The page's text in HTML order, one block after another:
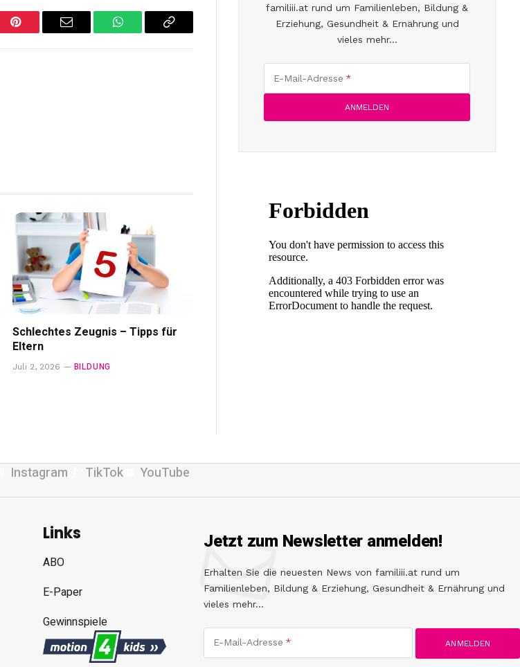
Pinterest Email WhatsAppCopy
Schlechtes Zeugnis – Tipps für
Eltern
Juli 2, 2026 BILDUNG
familiii.at rund um Familienleben, Bildung &
Erziehung, Gesundheit & Ernährung und
vieles mehr...
E-Mail-Adresse
Instagram TikTok YouTube
Links
ABO
E-Paper
Gewinnspiele
Jetzt zum Newsletter anmelden!
Erhalten Sie die neuesten News von familiii.at rund um
Familienleben, Bildung & Erziehung, Gesundheit & Ernährung und
vieles mehr...
E-Mail-Adresse